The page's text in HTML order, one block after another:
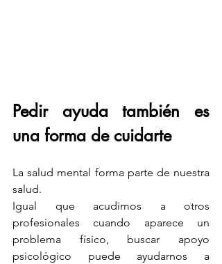
Pedir ayuda también es
una forma de cuidarte
La salud mental forma parte de nuestra
salud.
Igual que acudimos a otros
profesionales cuando aparece un
problema físico, buscar apoyo
psicológico puede ayudarnos a